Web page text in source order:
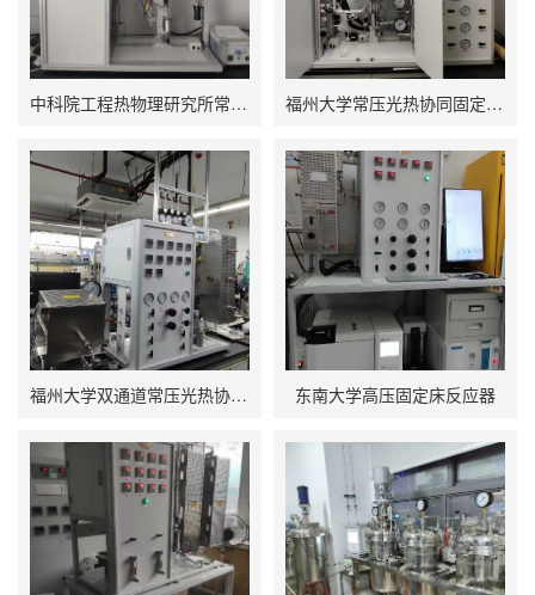
中科院工程热物理研究所常压光热协同固定床反应器 福州大学常压光热协同固定床反应器
福州大学双通道常压光热协同反应器 东南大学高压固定床反应器